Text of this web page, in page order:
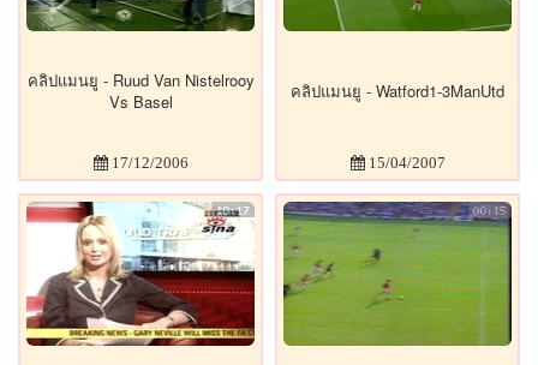
คลิปแมนยู - Ruud Van Nistelrooy
Vs Basel
17/12/2006
คลิปแมนยู - Watford1-3ManUtd
15/04/2007